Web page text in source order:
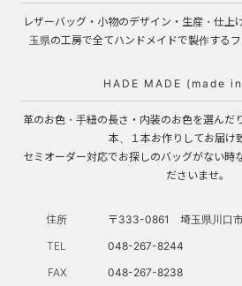
レザーバッグ・小物のデザイン・生産・仕上
玉県の工房で全てハンドメイドで製作するフ
HADE MADE (made
革のお色・手紐の長さ・内装のお色を選んだ
本、１本お作りしてお届け
セミオーダー対応でお探しのバッグがない時
ださいませ。
住所
〒333-0861 埼玉県川口
TEL
048-267-8244
FAX
048-267-8238